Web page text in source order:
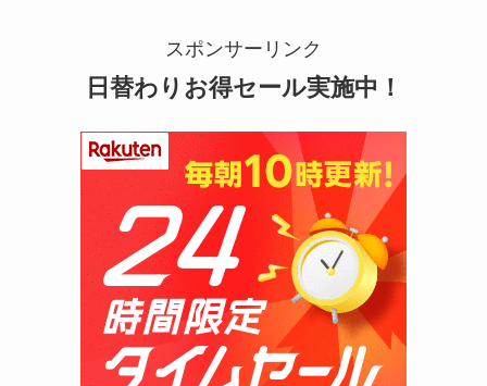
スーツケースカバーはどこに売ってる？100均（ダ
イソー）やドンキで買える！
スポンサーリンク
日替わりお得セール実施中！